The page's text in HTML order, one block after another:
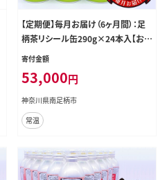
【定期便】毎月お届け（6ヶ月間）：足
柄茶リシール缶290g×24本入【お茶
足柄茶 神奈川県 南足柄市 】
寄付金額
53,000円
神奈川県南足柄市
常温